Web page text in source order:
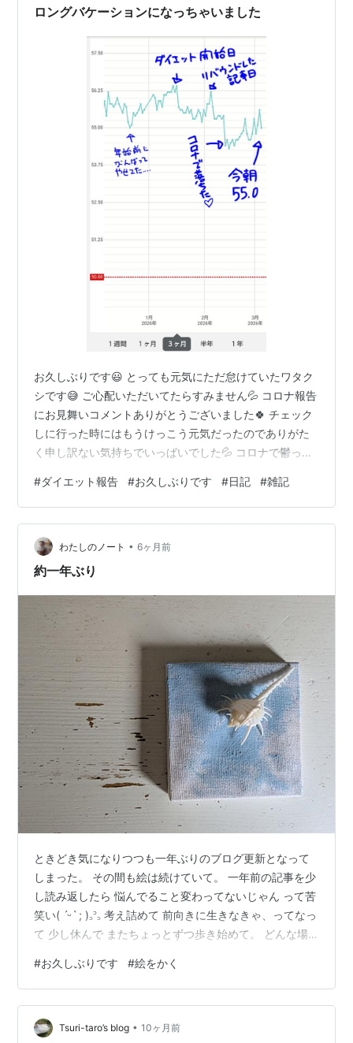
としていた」と書きましたが、しい…
ロングバケーションになっちゃいました
お久しぶりです😃 とっても元気にただ怠けていたワタク
シです😅 ご心配いただいてたらすみません💦 コロナ報告
にお見舞いコメントありがとうございました🍀 チェック
しに行った時にはもうけっこう元気だったのでありがた
く申し訳ない気持ちでいっぱいでした💦 コロナで鬱っぽ
すぐでした。 というか、熱もマックス38程度だったので
大したことはなく…。 食あたりみたいな症状と身体の一
部が炎症(多分)起こしたのかなあ？と鬱っぽい倦怠感とい
う感じで。 腕が痛いことは痛かったのでブログは休んで
いたのですが、一回良くなった気がして皆さんの記事だ
#ダイエット報告 #お久しぶりです #日記 #雑記
わたしのノート • 6ヶ月前
約一年ぶり
ときどき気になりつつも一年ぶりのブログ更新となって
しまった。 その間も絵は続けていて。 一年前の記事を少
し読み返したら 悩んでること変わってないじゃん って苦
笑い( ˊᵕˋ ; )꜆꜄꜆ 考え詰めて 前向きに生きなきゃ、ってなっ
て 少し休んで またちょっとずつ歩き始めて。 どんな場
#お久しぶりです #絵をかく
Tsuri-taro’s blog • 10ヶ月前